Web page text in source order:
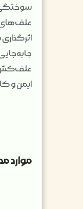
علف‌کش
ایمن و
موارد